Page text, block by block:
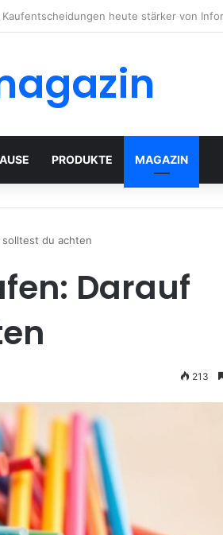
mit modernem Flachdach: Alles,
PRODUKTE MAGAZIN
solltest du achten
Darauf
213